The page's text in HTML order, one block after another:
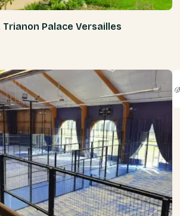
Trianon Palace Versailles